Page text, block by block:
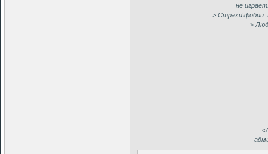
не
> Страхи\фобии:
>